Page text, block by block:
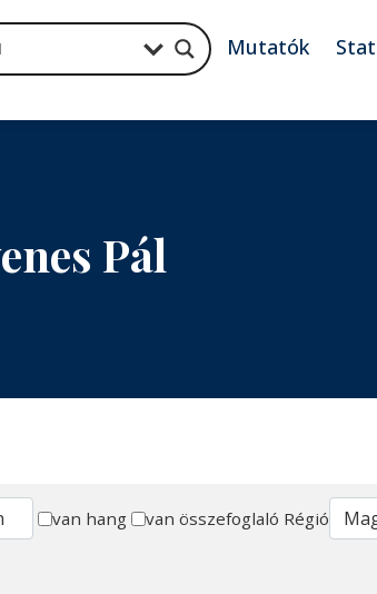
Mutatók Stat
Pál
van hang van összefoglaló Régió